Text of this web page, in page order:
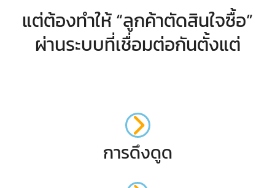
แต่ต้องทำให้ “ลูกค้าตัดสินใจซื้อ”
ผ่านระบบที่เชื่อมต่อกันตั้งแต่
การดึงดูด